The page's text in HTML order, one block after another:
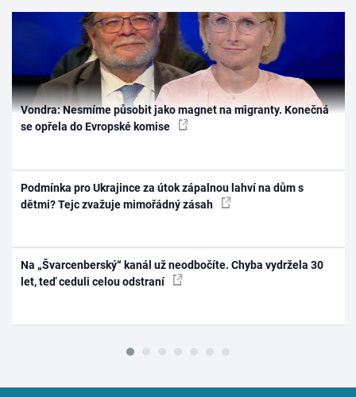
Vondra: Nesmíme působit jako magnet na migranty. Konečná
se opřela do Evropské komise
Podmínka pro Ukrajince za útok zápalnou lahví na dům s
dětmi? Tejc zvažuje mimořádný zásah
Na „Švarcenberský“ kanál už neodbočíte. Chyba vydržela 30
let, teď ceduli celou odstraní